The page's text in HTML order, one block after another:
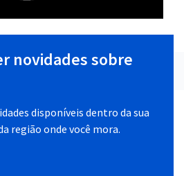
novidades sobre
disponíveis dentro da sua
região onde você mora.